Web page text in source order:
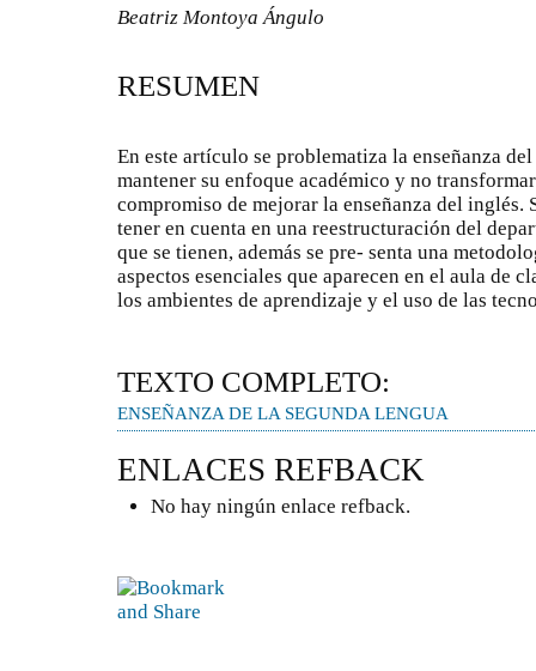
Beatriz Montoya Ángulo
RESUMEN
En este artículo se problematiza la enseñanza
mantener su enfoque académico y no
compromiso de mejorar la enseñanza del inglés.
tener en cuenta en una reestructuración del
que se tienen, además se pre- senta una
aspectos esenciales que aparecen en el aula de
los ambientes de aprendizaje y el uso de las
TEXTO COMPLETO:
ENSEÑANZA DE LA SEGUNDA LENGUA
ENLACES REFBACK
No hay ningún enlace refback.